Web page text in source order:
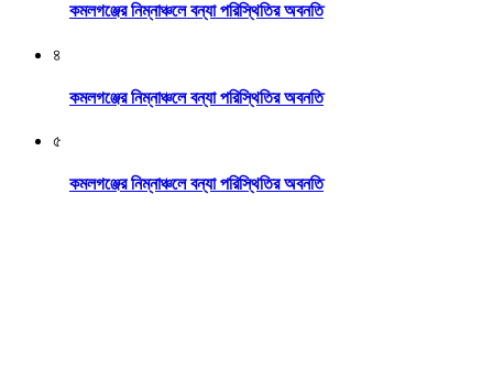
কমলগঞ্জের নিম্নাঞ্চলে বন্যা পরিস্থিতির অবনতি
৪
কমলগঞ্জের নিম্নাঞ্চলে বন্যা পরিস্থিতির অবনতি
৫
কমলগঞ্জের নিম্নাঞ্চলে বন্যা পরিস্থিতির অবনতি